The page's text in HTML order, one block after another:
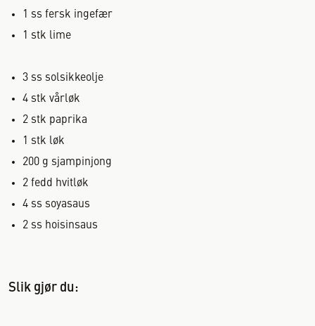
1
ss fersk ingefær
1
stk lime
3 ss solsikkeolje
4 stk vårløk
2 stk paprika
1
stk løk
200 g sjampinjong
2 fedd hvitløk
4 ss soyasaus
2 ss hoisinsaus
Slik gjør du: